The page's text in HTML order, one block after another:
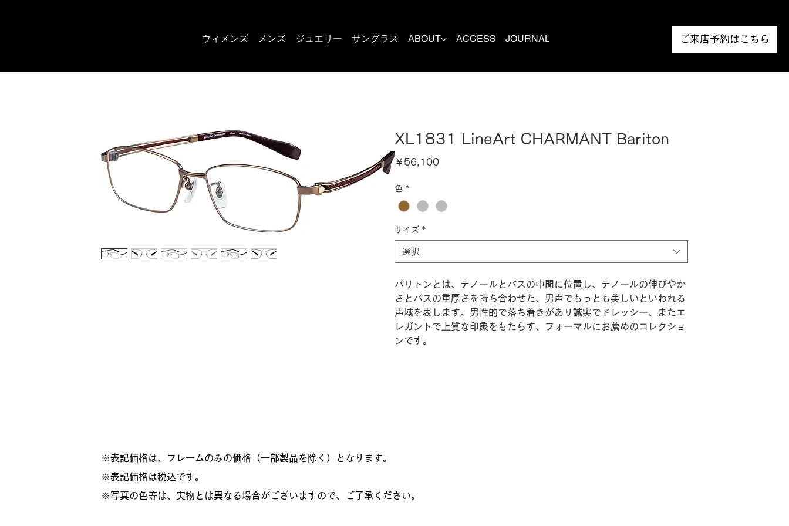
ウィメンズ メンズ ジュエリー サングラス ABOUT ACCESS JOURNAL ご来店予約はこちら
XL1831 LineArt CHARMANT Bariton
￥56,100価
色 *
サイズ *
選択
バリトンとは、テノールとバスの中間に位置し、テノールの伸びやか
さとバスの重厚さを持ち合わせた、男声でもっとも美しいといわれる
声域を表します。男性的で落ち着きがあり誠実でドレッシー、またエ
レガントで上質な印象をもたらす、フォーマルにお薦めのコレクショ
ンです。
※表記価格は、フレームのみの価格（一部製品を除く）となります。
​※表記価格は税込です。
※写真の色等は、実物とは異なる場合がございますので、ご了承ください。